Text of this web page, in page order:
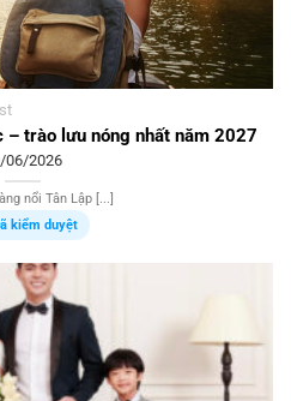
– trào lưu nóng nhất năm 2027
06/2026
nổi Tân Lập [...]
kiểm duyệt